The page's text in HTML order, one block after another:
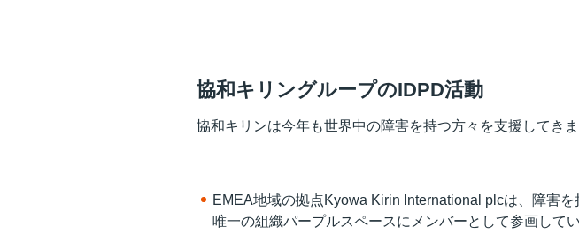
協和キリングループのIDPD活動
協和キリンは今年も世界中の障害を持つ方々を支援してきま
EMEA地域の拠点Kyowa Kirin International plcは、障害
唯一の組織パープルスペースにメンバーとして参画してい